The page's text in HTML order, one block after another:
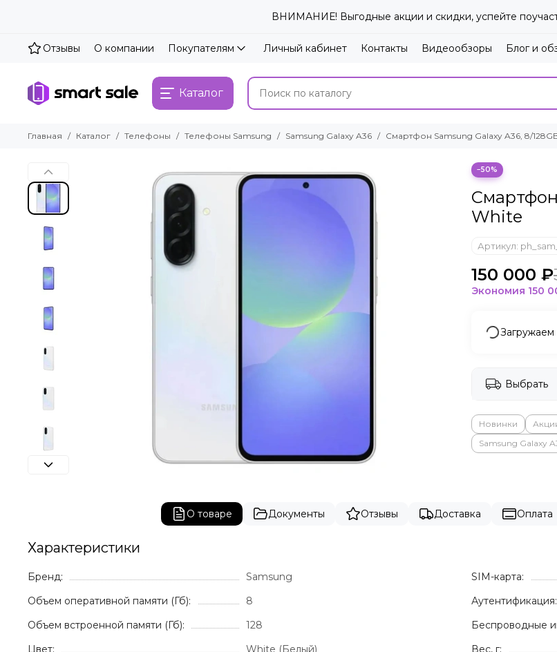
ВНИМАНИЕ! Выгодные акции и скидки, успейте
Отзывы О компании Покупателям Личный кабинет Контакты Видеообзоры Блог и
Каталог
Главная Каталог Телефоны Телефоны Samsung Samsung Galaxy A36 Смартфон Samsung Galaxy A36, 8/
−50%
Смартфон
White
Артикул:
150 000 ₽
Экономия 150
Загружаем
Выбрать
Новинки
Samsung Galaxy
О товаре Документы Отзывы Доставка Оплата
Характеристики
Бренд:
Samsung
Объем оперативной памяти (Гб):
8
Объем встроенной памяти (Гб):
128
Цвет:
White (Белый)
SIM-карта:
Аутентификация:
Беспроводные
Вес, г: